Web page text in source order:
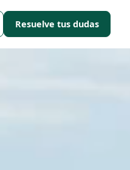
Resuelve tus dudas